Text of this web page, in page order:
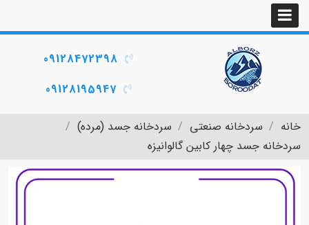
09128472398
09128195947
خانه سردخانه صنعتی
سردخانه جسد (مرده)
سردخانه جسد چهار کابین گالوانیزه